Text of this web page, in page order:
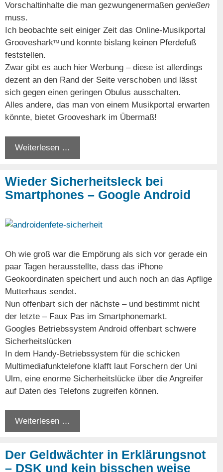
Vorschaltinhalte die man gezwungenermaßen genießen
muss.
Ich beobachte seit einiger Zeit das Online-Musikportal
GroovesharkTM und konnte bislang keinen Pferdefuß
feststellen.
Zwar gibt es auch hier Werbung – diese ist allerdings
dezent an den Rand der Seite verschoben und lässt
sich gegen einen geringen Obulus ausschalten.
Alles andere, das man von einem Musikportal erwarten
könnte, bietet Grooveshark im Übermaß!
Weiterlesen …
Wieder Sicherheitsleck bei
Smartphones – Google Android
Oh wie groß war die Empörung als sich vor gerade ein
paar Tagen herausstellte, dass das iPhone
Geokoordinaten speichert und auch noch an das Apflige
Mutterhaus sendet.
Nun offenbart sich der nächste – und bestimmt nicht
der letzte – Faux Pas im Smartphonemarkt.
Googles Betriebssystem Android offenbart schwere
Sicherheitslücken
In dem Handy-Betriebssystem für die schicken
Multimediafunktelefone klafft laut Forschern der Uni
Ulm, eine enorme Sicherheitslücke über die Angreifer
auf Daten des Telefons zugreifen können.
Weiterlesen …
Der Geldwächter in Erklärungsnot
– DSK und kein bisschen weise